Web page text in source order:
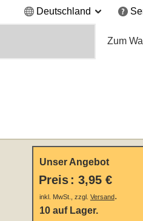
Deutschland
Zum
Unser Angebot
Preis : 3,95 €
inkl. MwSt., zzgl. Versand.
10 auf Lager.